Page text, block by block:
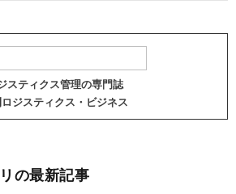
スティクス管理の専門誌
ロジスティクス・ビジネス
の最新記事